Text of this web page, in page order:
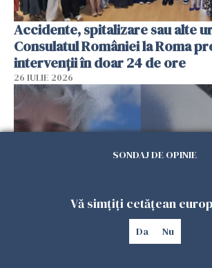
Accidente, spitalizare sau alte
Consulatul României la Roma
intervenții în doar 24 de ore
26 IULIE 2026
SONDAJ DE OPINIE
Vă simțiți cetățean
Da Nu